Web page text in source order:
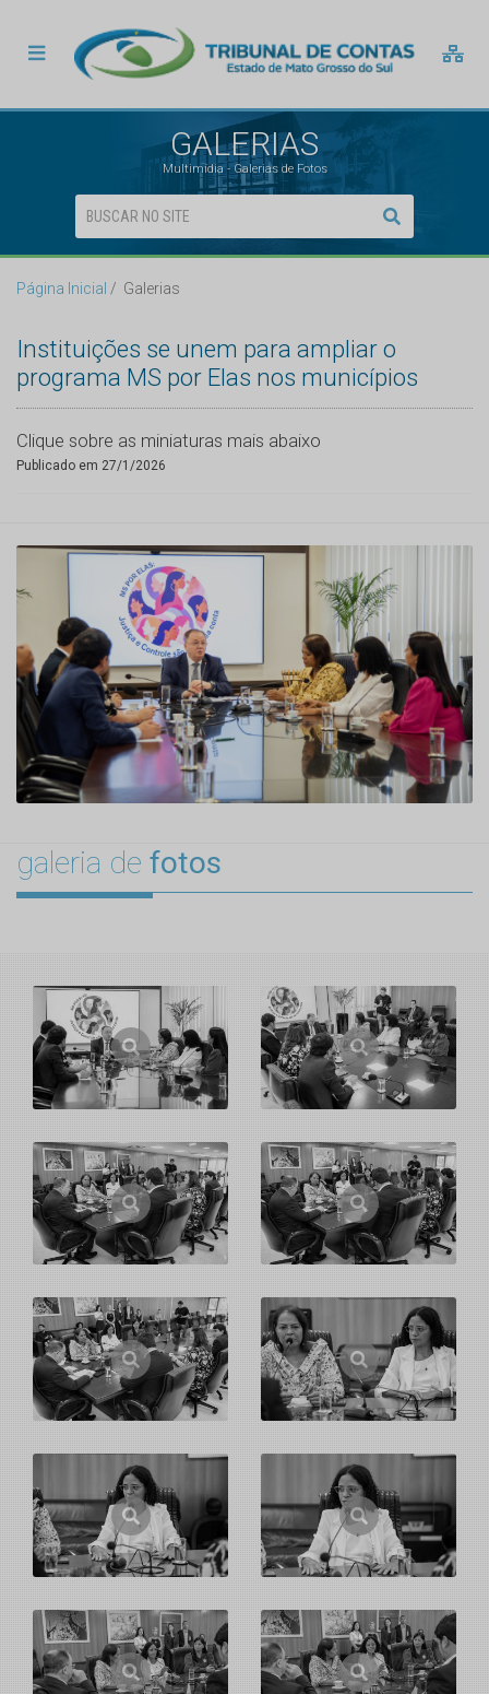
GALERIAS
Multimídia - Galerias de Fotos
Página Inicial Galerias
Instituições se unem para ampliar o
programa MS por Elas nos municípios
Clique sobre as miniaturas mais abaixo
Publicado em 27/1/2026
galeria de fotos